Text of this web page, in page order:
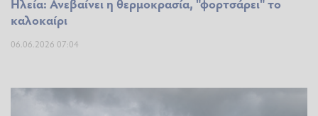
Ηλεία: Ανεβαίνει η θερμοκρασία, "φορτσάρει" το
καλοκαίρι
06.06.2026 07:04